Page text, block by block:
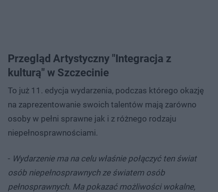
Przegląd Artystyczny "Integracja z
kulturą" w Szczecinie
To już 11. edycja wydarzenia, podczas którego okazję
na zaprezentowanie swoich talentów mają zarówno
osoby w pełni sprawne jak i z różnego rodzaju
niepełnosprawnościami.
- Wydarzenie ma na celu właśnie połączyć ten świat
osób niepełnosprawnych ze światem osób
pełnosprawnych. Ma pokazać możliwości wokalne,